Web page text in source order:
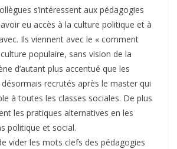
s’intéressent aux pédagogies
eu accès à la culture politique et à
Ils viennent avec le « comment
populaire, sans vision de la
d’autant plus accentué que les
recrutés après le master qui
à toutes les classes sociales. De plus
les pratiques alternatives en les
politique et social.
vider les mots clefs des pédagogies